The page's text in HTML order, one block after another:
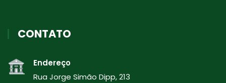
CONTATO
Endereço
Rua Jorge Simão Dipp, 213